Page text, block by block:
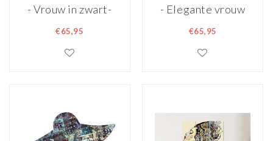
- Vrouw in zwart-
wit , 2 maten ,
€65,95
- Elegante vrouw
met zwarte hoed,
Print,
€65,95